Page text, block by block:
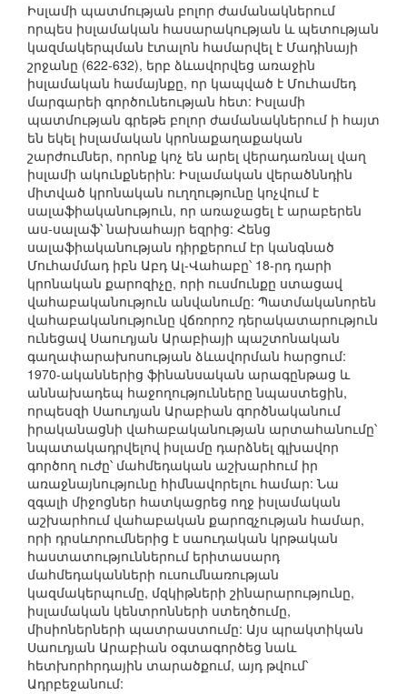
Իսլամի պատմության բոլոր ժամանակներում
որպես իսլամական հասարակության և պետության
կազմակերպման էտալոն համարվել է Մադինայի
շրջանը (622-632), երբ ձևավորվեց առաջին
իսլամական համայնքը, որ կապված է Մուհամեդ
մարգարեի գործունեության հետ: Իսլամի
պատմության գրեթե բոլոր ժամանակներում ի հայտ
են եկել իսլամական կրոնաքաղաքական
շարժումներ, որոնք կոչ են արել վերադառնալ վաղ
իսլամի ակունքներին: Իսլամական վերածննդին
միտված կրոնական ուղղությունը կոչվում է
սալաֆիականություն, որ առաջացել է արաբերեն
աս-սալաֆ՝ նախահայր եզրից: Հենց
սալաֆիականության դիրքերում էր կանգնած
Մուհամմադ իբն Աբդ Ալ-Վահաբը՝ 18-րդ դարի
կրոնական քարոզիչը, որի ուսմունքը ստացավ
վահաբականություն անվանումը: Պատմականորեն
վահաբականությունը վճռորոշ դերակատարություն
ունեցավ Սաուդյան Արաբիայի պաշտոնական
գաղափարախոսության ձևավորման հարցում:
1970-ականներից ֆինանսական արագընթաց և
աննախադեպ հաջողությունները նպաստեցին,
որպեսզի Սաուդյան Արաբիան գործնականում
իրականացնի վահաբականության արտահանումը՝
նպատակադրվելով իսլամը դարձնել գլխավոր
գործող ուժը՝ մահմեդական աշխարհում իր
առաջնայնությունը հիմնավորելու համար: Նա
զգալի միջոցներ հատկացրեց ողջ իսլամական
աշխարհում վահաբական քարոզչության համար,
որի դրսևորումներից է սաուդական կրթական
հաստատություններում երիտասարդ
մահմեդականների ուսումնառության
կազմակերպումը, մզկիթների շինարարությունը,
իսլամական կենտրոնների ստեղծումը,
միսիոներների պատրաստումը: Այս պրակտիկան
Սաուդյան Արաբիան օգտագործեց նաև
հետխորհրդային տարածքում, այդ թվում՝
Ադրբեջանում: